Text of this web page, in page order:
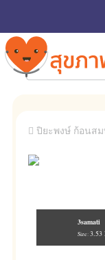
ปิยะพงษ์ ก้อนส
3samati
Size: 3.53